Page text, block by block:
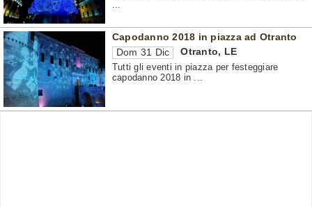
Capodanno 2018 in piazza ad Otranto
Dom 31 Dic Otranto, LE
Tutti gli eventi in piazza per festeggiare
capodanno 2018 in ...